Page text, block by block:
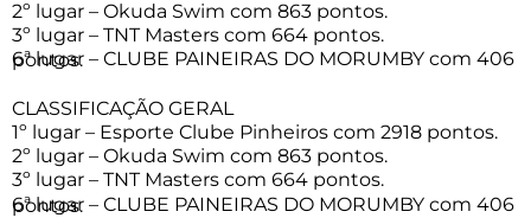
2º lugar – Okuda Swim com 863 pontos.
3º lugar – TNT Masters com 664 pontos.
6ª lugar – CLUBE PAINEIRAS DO MORUMBY com 406 pontos.
CLASSIFICAÇÃO GERAL
1º lugar – Esporte Clube Pinheiros com 2918 pontos.
2º lugar – Okuda Swim com 863 pontos.
3º lugar – TNT Masters com 664 pontos.
6ª lugar – CLUBE PAINEIRAS DO MORUMBY com 406 pontos.